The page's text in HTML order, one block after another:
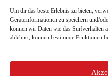
Um dir das beste Erlebnis zu bieten,
Geräteinformationen zu speichern und/
können wir Daten wie das Surfverhalten
ablehnst, können bestimmte Funktionen
VORHERIGER